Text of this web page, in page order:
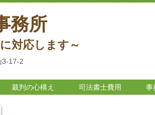
務所
対応します～
17-2
裁判の心構え 司法書士費用 事